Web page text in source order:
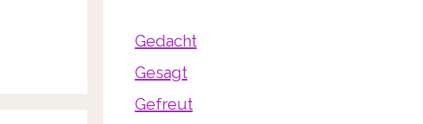
Gedacht
Gesagt
Gefreut